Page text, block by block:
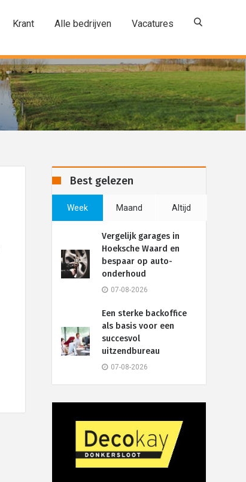
Krant Alle bedrijven Vacatures
Best gelezen
Week Maand Altijd
Vergelijk garages in
Hoeksche Waard en
bespaar op auto-
onderhoud
07-08-2026
Een sterke backoffice
als basis voor een
succesvol
uitzendbureau
07-08-2026